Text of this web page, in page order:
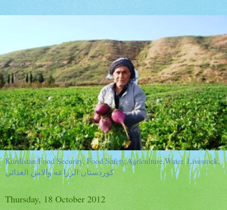
Kurdistan:Food Security, Food Safety,Agriculture,Water, Livestock,
كوردستان:الزراعه والامن الغذائي
Thursday, 18 October 2012